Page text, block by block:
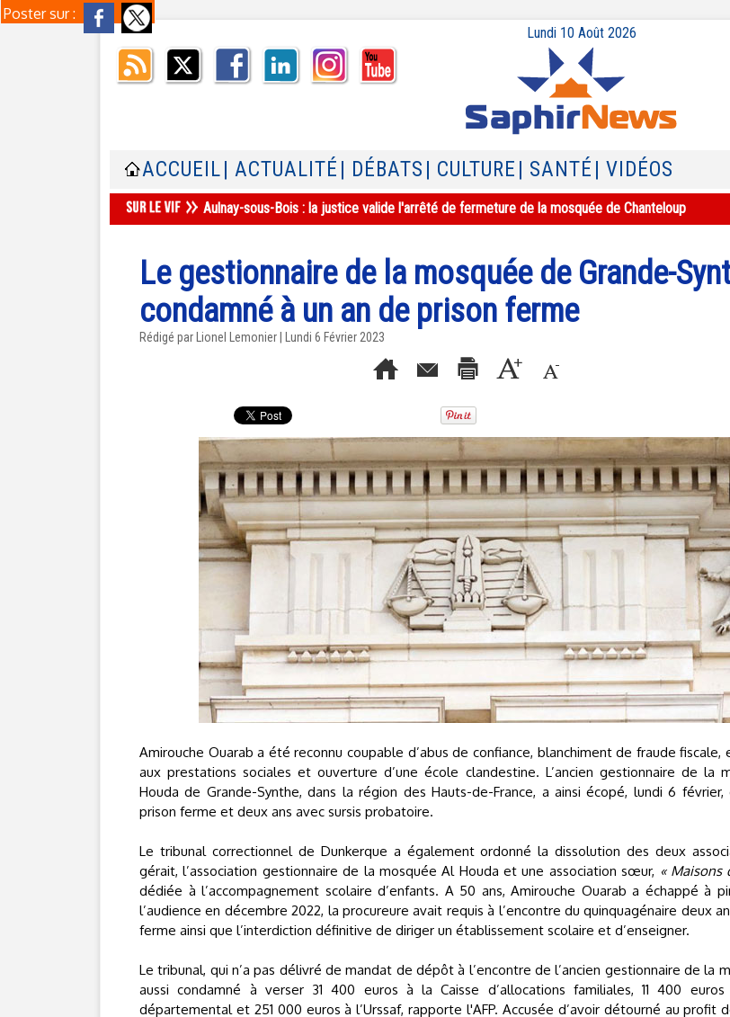
Poster sur :
Lundi 10 Août 2026
ACCUEIL | ACTUALITÉ | DÉBATS | CULTURE | SANTÉ | VIDÉOS
Aulnay-sous-Bois : la justice valide l'arrêté de fermeture de la mosquée de Chanteloup
Le gestionnaire de la mosquée de Grande-
condamné à un an de prison ferme
Rédigé par Lionel Lemonier | Lundi 6 Février 2023
Amirouche Ouarab a été reconnu coupable d’abus de confiance, blanchiment de fraude fiscale,
aux prestations sociales et ouverture d’une école clandestine. L’ancien gestionnaire de la
Houda de Grande-Synthe, dans la région des Hauts-de-France, a ainsi écopé, lundi 6 février,
prison ferme et deux ans avec sursis probatoire.
Le tribunal correctionnel de Dunkerque a également ordonné la dissolution des deux
gérait, l’association gestionnaire de la mosquée Al Houda et une association sœur, « Maisons
dédiée à l’accompagnement scolaire d’enfants. A 50 ans, Amirouche Ouarab a échappé à
l’audience en décembre 2022, la procureure avait requis à l’encontre du quinquagénaire deux
ferme ainsi que l’interdiction définitive de diriger un établissement scolaire et d’enseigner.
Le tribunal, qui n’a pas délivré de mandat de dépôt à l’encontre de l’ancien gestionnaire de la
aussi condamné à verser 31 400 euros à la Caisse d’allocations familiales, 11 400
départemental et 251 000 euros à l’Urssaf, rapporte l'AFP. Accusée d’avoir détourné au profit